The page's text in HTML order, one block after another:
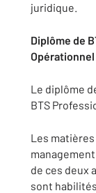
juridique.
Diplôme de
Opérationnel
Le diplôme
BTS
Les
de ces deux
sont